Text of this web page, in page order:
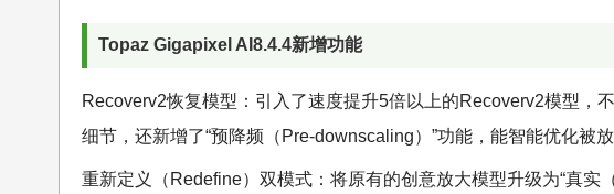
Topaz Gigapixel AI8.4.4新增功能
Recoverv2恢复模型：引入了速度提升5倍以上的Recoverv2模型，
细节，还新增了“预降频（Pre-downscaling）”功能，能智能优化被
重新定义（Redefine）双模式：将原有的创意放大模型升级为“真实